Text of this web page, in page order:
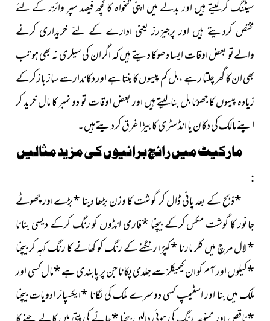
سیٹنگ کرلیتے ہیں اور بدلے میں اپنی تنخواہ کا کچھ فیصد سپر وائزر کے لئے
مختص کردیتے ہیں اور پرجیزرز یعنی ادارے کے لئے خریداری کرنے
والےتو بعض اوقات ایسا دھوکا دیتے ہیں کہ اگر ان کی سیلری نہ بھی ہو تب
بھی ان کا گھر چلتا رہے ، بل کم پیسوں کا بنتا ہے اور دکاندارسے ساز باز کرکے
زیادہ پیسوں کا جھوٹا بل بنالیتے ہیں اور بعض اوقات تو دو نمبر کا مال خرید کر
اپنے مالک کی دکان یا انڈسٹری کا بیڑا غرق کردیتے ہیں۔
مارکیٹ میں رائج برائیوں کی مزید مثالیں
:
*ذبح کے بعد پانی ڈال کر گوشت کا وزن بڑھا دینا*بڑے اور چھوٹے
جانور کا گوشت مکس کرکے بیچنا*فارمی انڈوں کو رنگ کرکے دیسی بنانا
*لال مرچ میں کلر مارنا*کپڑا رنگنے کے رنگ کو کھانے کا رنگ کہہ کر بیچنا
*کیلوں اور آم کو ان کیمیکلز سے جلدی پکانا جن پر پابندی ہے*مال کسی اور
ملک میں بنا اور اسٹیمپ کسی دوسرے ملک کی لگانا*ایکسپائر ادویات بیچنا